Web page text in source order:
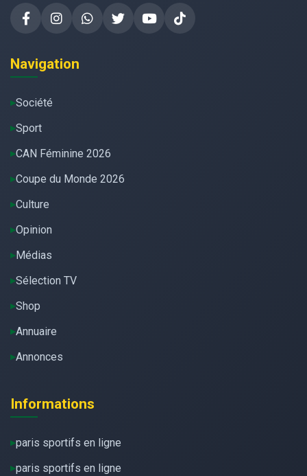
Navigation
Société
Sport
CAN Féminine 2026
Coupe du Monde 2026
Culture
Opinion
Médias
Sélection TV
Shop
Annuaire
Annonces
Informations
paris sportifs en ligne
paris sportifs en ligne